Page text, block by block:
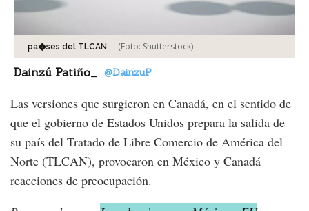
pa�ses del TLCAN - (Foto: Shutterstock)
Dainzú Patiño_ @DainzuP
Las versiones que surgieron en Canadá, en el sentido de
que el gobierno de Estados Unidos prepara la salida de
su país del Tratado de Libre Comercio de América del
Norte (TLCAN), provocaron en México y Canadá
reacciones de preocupación.